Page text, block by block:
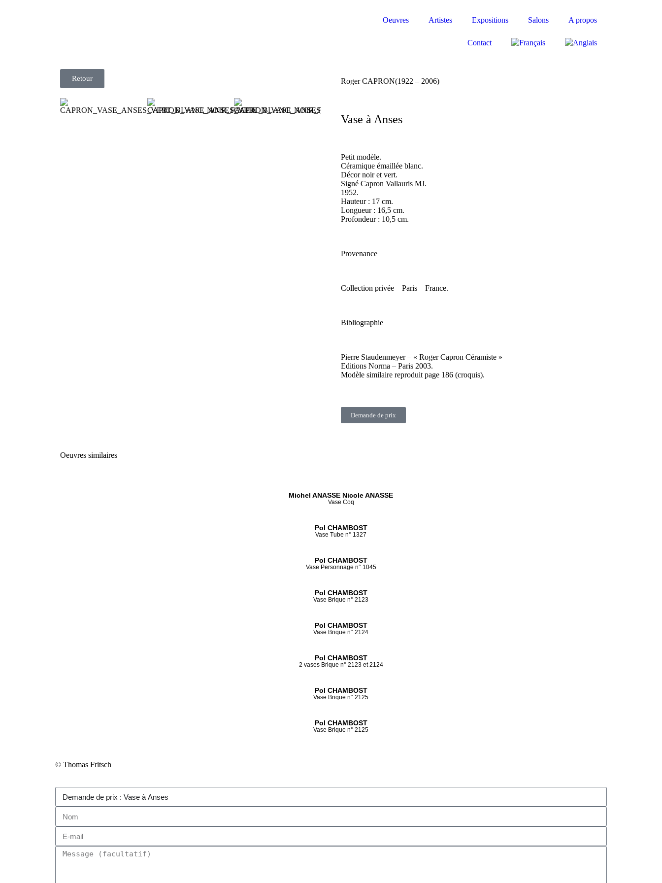
Oeuvres Artistes Expositions Salons A propos
Contact
Retour Roger CAPRON(1922 – 2006)
Vase à Anses
Petit modèle.
Céramique émaillée blanc.
Décor noir et vert.
Signé Capron Vallauris MJ.
1952.
Hauteur : 17 cm.
Longueur : 16,5 cm.
Profondeur : 10,5 cm.
Provenance
Collection privée – Paris – France.
Bibliographie
Pierre Staudenmeyer – « Roger Capron Céramiste »
Editions Norma – Paris 2003.
Modèle similaire reproduit page 186 (croquis).
Demande de prix
Oeuvres similaires
Michel ANASSE Nicole ANASSE
Vase Coq
Pol CHAMBOST
Vase Tube n° 1327
Pol CHAMBOST
Vase Personnage n° 1045
Pol CHAMBOST
Vase Brique n° 2123
Pol CHAMBOST
Vase Brique n° 2124
Pol CHAMBOST
2 vases Brique n° 2123 et 2124
Pol CHAMBOST
Vase Brique n° 2125
Pol CHAMBOST
Vase Brique n° 2125
© Thomas Fritsch